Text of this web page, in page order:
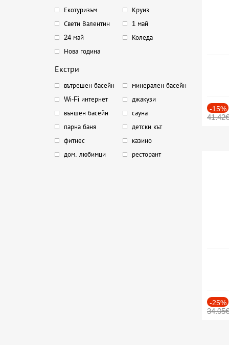
Екотуризъм
Круиз
Свети Валентин
1 май
24 май
Коледа
Нова година
Екстри
вътрешен басейн
минерален басейн
Wi-Fi интернет
джакузи
външен басейн
сауна
парна баня
детски кът
фитнес
казино
дом. любимци
ресторант
-15%
41.42€
-25%
34.05€